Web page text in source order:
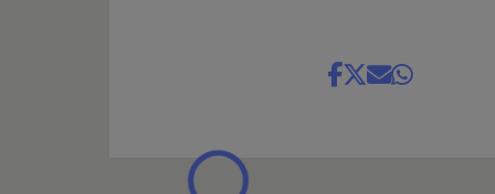
Share